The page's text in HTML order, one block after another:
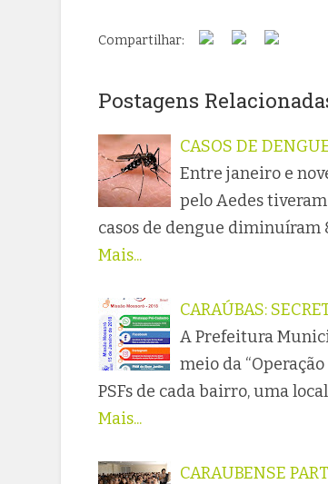
Compartilhar:
Postagens
CASOS DE
Entre janeiro e
pelo Aedes
casos de dengue diminuíram
Mais...
CARAÚBAS:
A Prefeitura
meio da
PSFs de cada bairro, uma
Mais...
CARAUBENSE